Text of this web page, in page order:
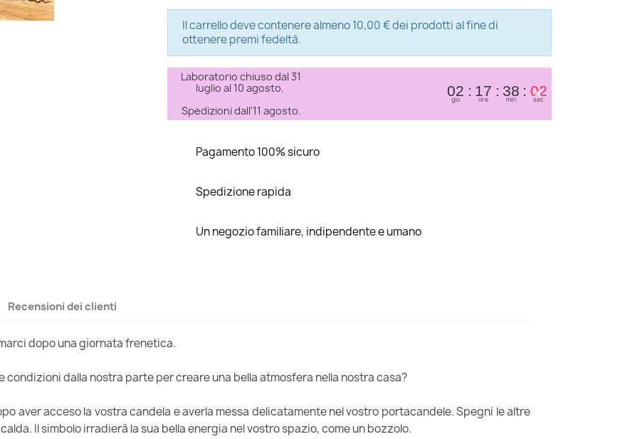
Il carrello deve contenere almeno 10,00 € dei prodotti al fine di
ottenere premi fedeltà.
Laboratorio chiuso dal 31
luglio al 10 agosto.
Spedizioni dall'11 agosto.
02
gio
17
ore
38
min
01
sec
×
Pagamento 100% sicuro
Spedizione rapida
Un negozio familiare, indipendente e umano
Recensioni dei clienti
dopo una giornata frenetica.
dalla nostra parte per creare una bella atmosfera nella nostra casa?
aver acceso la vostra candela e averla messa delicatamente nel vostro portacandele. Spegni le altre
Il simbolo irradierà la sua bella energia nel vostro spazio, come un bozzolo.